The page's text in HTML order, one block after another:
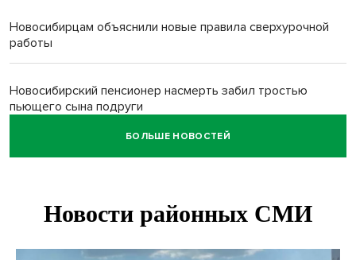
Новосибирцам объяснили новые правила сверхурочной
работы
Новосибирский пенсионер насмерть забил тростью
пьющего сына подруги
БОЛЬШЕ НОВОСТЕЙ